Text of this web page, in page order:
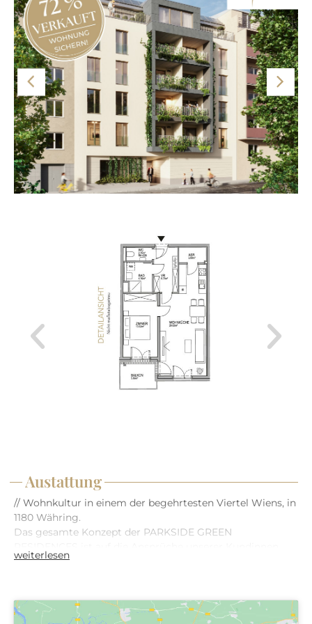
wohltemperiertes Raumklima wird von der
Bauteilaktivierung sichergestellt.
Option für Anleger: Diese Wohnung kann als
Vorsorgewohnung erworben werden. Nähere
Informationen dazu finden Sie auf der Projektwebsite
www.theparkside.at
Hinweis: Die Bilder sind als Beispiele angeführt. Die
Aufteilung der jeweiligen Wohnung ist dem Grundriss zu
entnehmen. Sämtliche Visualisierungen sind
Symboldarstellungen und stellen den derzeitigen
Planungsstand dar.
Der Kauf ist provisionsfrei für die Käuferin oder den
Austattung
// Wohnkultur in einem der begehrtesten Viertel Wiens, in
1180 Währing.
Das gesamte Konzept der PARKSIDE GREEN
und Kunden ausgerichtet. Auf Basis unserer Erfahrung
Mehrwerten. Anlässlich unserer 30-jährigen
Erfolgsgeschichte entsteht dieses außergewöhnliche
weiterlesen